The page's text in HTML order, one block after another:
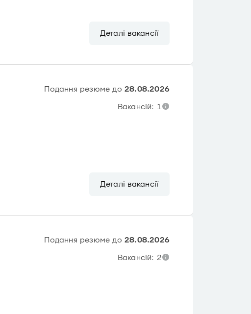
Деталі вакансії
Подання резюме до 28.08.2026
Вакансій: 1
Деталі вакансії
Подання резюме до 28.08.2026
Вакансій: 2